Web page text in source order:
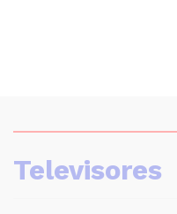
Televisores